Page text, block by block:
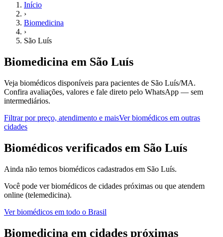
Início
›
Biomedicina
›
São Luís
Biomedicina em São Luís
Veja biomédicos disponíveis para pacientes de São Luís/MA.
Confira avaliações, valores e fale direto pelo WhatsApp — sem
intermediários.
Filtrar por preço, atendimento e maisVerbiomédicos em outras
cidades
Biomédicos verificados em São Luís
Ainda não temos biomédicos cadastrados em São Luís.
Você pode verbiomédicos de cidades próximas ou que atendem
online (telemedicina).
Verbiomédicos em todo o Brasil
Biomedicina em cidades próximas